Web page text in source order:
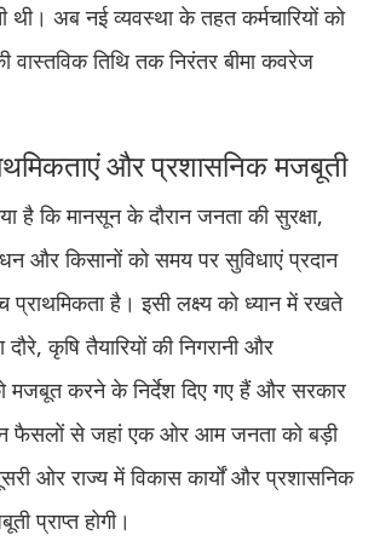
थी। अब नई व्यवस्था के तहत कर्मचारियों को
वास्तविक तिथि तक निरंतर बीमा कवरेज
और प्रशासनिक मजबूती
है कि मानसून के दौरान जनता की सुरक्षा,
और किसानों को समय पर सुविधाएं प्रदान
प्राथमिकता है। इसी लक्ष्य को ध्यान में रखते
कृषि तैयारियों की निगरानी और
मजबूत करने के निर्देश दिए गए हैं और सरकार
फैसलों से जहां एक ओर आम जनता को बड़ी
ओर राज्य में विकास कार्यों और प्रशासनिक
प्राप्त होगी।